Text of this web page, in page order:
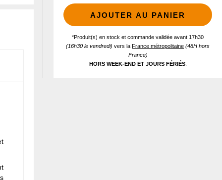
AJOUTER AU PANIER
*Produit(s) en stock et commande validée avant 17h30
(16h30 le vendredi) vers la France métropolitaine (48H hors
France)
HORS WEEK-END ET JOURS FÉRIÉS.